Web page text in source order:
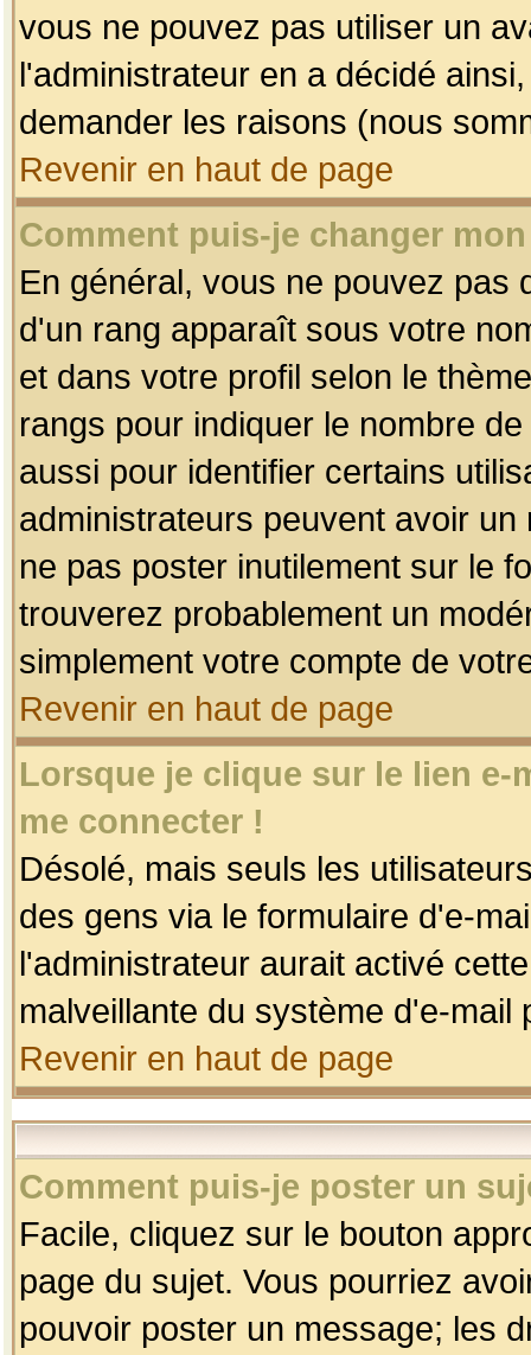
vous ne pouvez pas utiliser un
l'administrateur en a décidé
demander les raisons (nous
Revenir en haut de page
Comment puis-je changer
En général, vous ne pouvez pas
d'un rang apparaît sous votre
et dans votre profil selon le
rangs pour indiquer le nombre
aussi pour identifier certains
administrateurs peuvent avoir
ne pas poster inutilement sur le
trouverez probablement un
simplement votre compte de
Revenir en haut de page
Lorsque je clique sur le lien
me connecter !
Désolé, mais seuls les
des gens via le formulaire d'e-
l'administrateur aurait activé
malveillante du système d'e-
Revenir en haut de page
Comment puis-je poster un
Facile, cliquez sur le bouton
page du sujet. Vous pourriez
pouvoir poster un message; les